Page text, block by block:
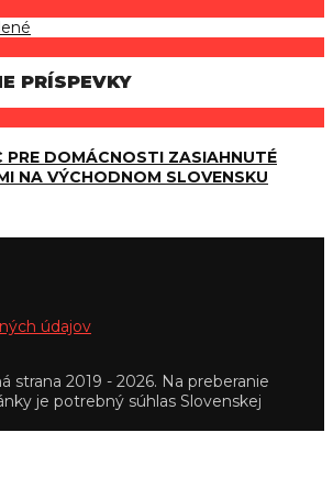
PRÍSPEVKY
PRE DOMÁCNOSTI ZASIAHNUTÉ
NA VÝCHODNOM SLOVENSKU
údajov
strana 2019 - 2026. Na preberanie
je potrebný súhlas Slovenskej